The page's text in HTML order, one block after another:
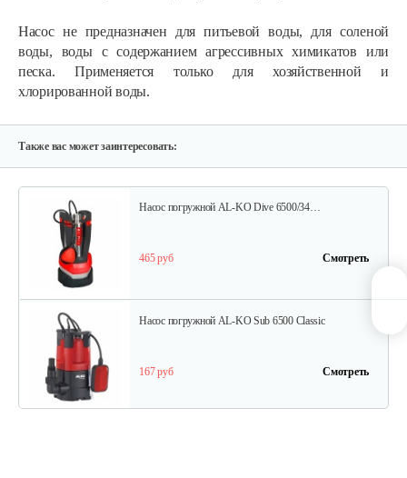
Насос не предназначен для питьевой воды, для соленой
воды, воды с содержанием агрессивных химикатов или
песка. Применяется только для хозяйственной и
хлорированной воды.
Также вас может заинтересовать:
300 руб Смотреть
Насос погружной AL-KO Drain 10000 Comfort
275 руб
Насос погружной AL-KO Dive 6500/34…
465 руб Смотреть
Насос погружной AL-KO Sub 6500 Classic
167 руб Смотреть